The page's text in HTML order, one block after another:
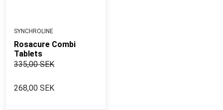
SYNCHROLINE
Rosacure Combi
Tablets
335,00 SEK
268,00 SEK